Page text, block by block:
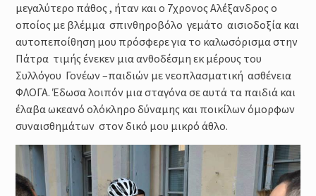
μεγαλύτερο πάθος , ήταν και ο 7χρονος Αλέξανδρος ο
οποίος με βλέμμα σπινθηροβόλο γεμάτο αισιοδοξία και
αυτοπεποίθηση μου πρόσφερε για το καλωσόρισμα στην
Πάτρα τιμής ένεκεν μια ανθοδέσμη εκ μέρους του
Συλλόγου Γονέων –παιδιών με νεοπλασματική ασθένεια
ΦΛΟΓΑ. Έδωσα λοιπόν μια σταγόνα σε αυτά τα παιδιά και
έλαβα ωκεανό ολόκληρο δύναμης και ποικίλων όμορφων
συναισθημάτων στον δικό μου μικρό άθλο.